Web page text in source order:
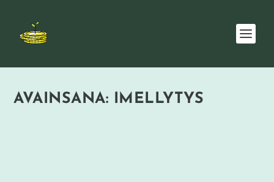
AVAINSANA: IMELLYTYS